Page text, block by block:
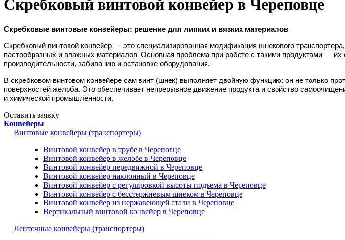
Скребковый винтовой конвейер в Череповце
Скребковые винтовые конвейеры: решение для липких и вязких материалов
Скребковый винтовой конвейер — это специализированная модификация шнекового
пастообразных и влажных материалов. Основная проблема при работе с такими продуктами —
производительности, забиванию и остановке оборудования.
В скребковом винтовом конвейере сам винт (шнек) выполняет двойную функцию: он не только
поверхностей желоба. Это обеспечивает непрерывное движение продукта и свойство
и химической промышленности.
Оставить заявку
Конвейеры
Винтовые конвейеры (транспортеры)
Винтовой конвейер в трубе в Череповце
Винтовой конвейер в желобе в Череповце
Винтовой конвейер передвижной в Череповце
Винтовой конвейер наклонный в Череповце
Винтовой конвейер с регулировкой высоты подъема в Череповце
Винтовой конвейер с бесстержневым шнеком в Череповце
Винтовой конвейер из нержавеющей стали в Череповце
Вертикальный винтовой конвейер в Череповце
Ленточные конвейеры (транспортеры)